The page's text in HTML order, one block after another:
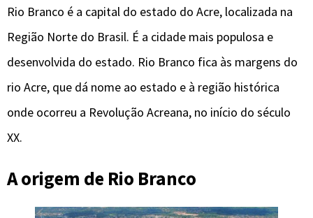
Rio Branco é a capital do estado do Acre, localizada na
Região Norte do Brasil. É a cidade mais populosa e
desenvolvida do estado. Rio Branco fica às margens do
rio Acre, que dá nome ao estado e à região histórica
onde ocorreu a Revolução Acreana, no início do século
XX.
A origem de Rio Branco